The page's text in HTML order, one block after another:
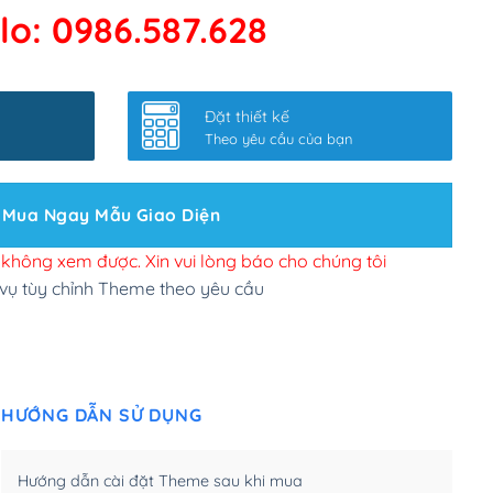
kết google, cập nhật sitemap(+50,000₫)
slider chính (+200,000₫)
site Wordpress(+100,000₫)
đăng web(+300,000₫)
tuỳ chọn (+2,000,000₫)
(+450,000₫)
0986.587.628
Đặt thiết kế
Theo yêu cầu của bạn
Mua Ngay Mẫu Giao Diện
xem được. Xin vui lòng báo cho chúng tôi
tùy chỉnh Theme theo yêu cầu
HƯỚNG DẪN SỬ DỤNG
Hướng dẫn cài đặt Theme sau khi mua